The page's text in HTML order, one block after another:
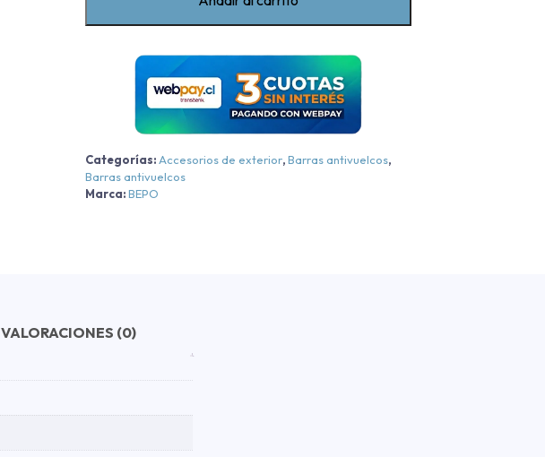
Bepo
Maxus
T60/NewT60/T60MAX
-
-
Cromo
Categorías: Accesorios de exterior,Barras antivuelcos,
Barras antivuelcos
Marca:BEPO
VALORACIONES (0)